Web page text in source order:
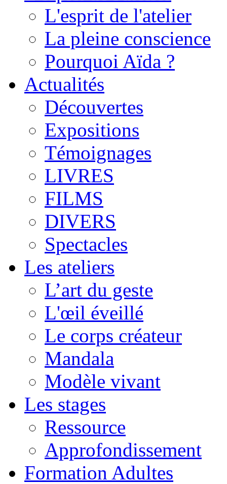
L'esprit de l'atelier
La pleine conscience
Pourquoi Aïda ?
Actualités
Découvertes
Expositions
Témoignages
LIVRES
FILMS
DIVERS
Spectacles
Les ateliers
L’art du geste
L'œil éveillé
Le corps créateur
Mandala
Modèle vivant
Les stages
Ressource
Approfondissement
Formation Adultes